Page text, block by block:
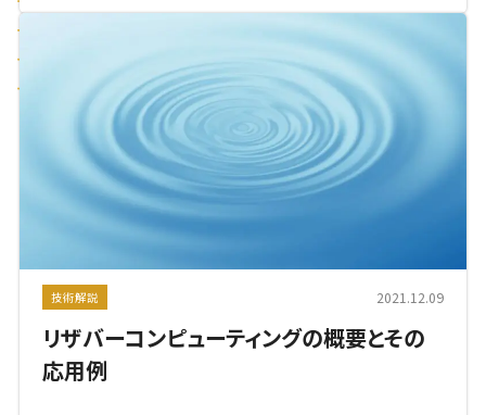
技術解説 2021.12.09
リザバーコンピューティングの概要とその
応用例